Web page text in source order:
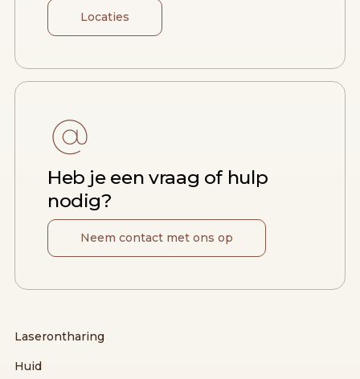
Locaties
Heb je een vraag of hulp
nodig?
Neem contact met ons op
Laserontharing
Huid